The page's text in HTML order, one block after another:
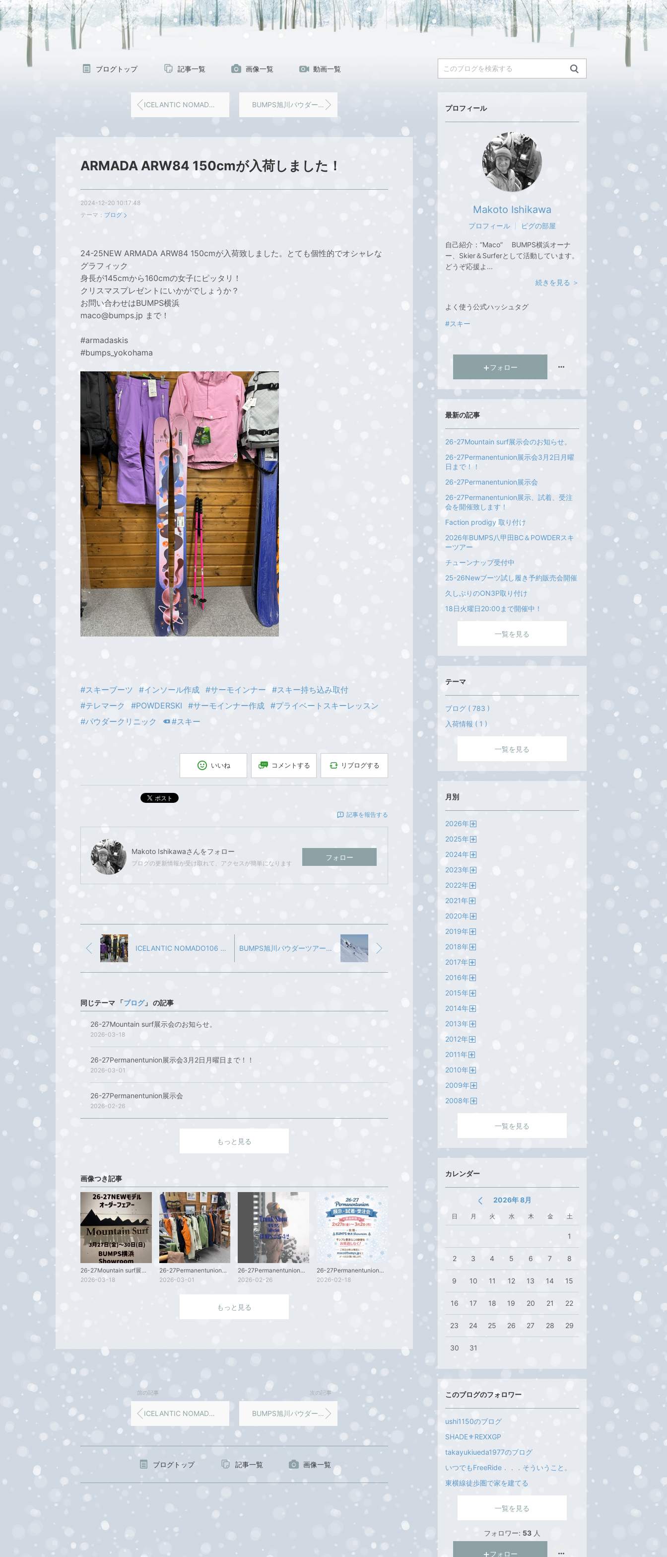
ブログトップ 記事一覧 画像一覧 動画一覧
ICELANTIC NOMADO106 お買い上げありがとうございました‼️ BUMPS旭川パウダーツアー開催
ARMADA ARW84 150cmが入荷しました！
2024-12-20 10:17:48
テーマ： ブログ
24-25NEW ARMADA ARW84 150cmが入荷致しました。とても個性的でオシャレな
グラフィック
身長が145cmから160cmの女子にピッタリ！
クリスマスプレゼントにいかがでしょうか？
お問い合わせはBUMPS横浜
maco@bumps.jp まで！
#armadaskis
#bumps_yokohama
#スキーブーツ #インソール作成 #サーモインナー
#スキー持ち込み取付
#テレマーク
#POWDERSKI #サーモインナー作成 #プライベートスキーレッスン
#パウダークリニック
#スキー
いいね コメントする リブログする
ポスト
記事を報告する
Makoto Ishikawaさんをフォロー
ブログの更新情報が受け取れて、アクセスが簡単になります
フォロー
ICELANTIC NOMADO106 お買い上げありがとうございました‼️ BUMPS旭川パウダーツアー開催
同じテーマ 「ブログ」 の記事
26-27Mountain surf展示会のお知らせ。
2026-03-18
26-27Permanentunion展示会3月2日月曜日まで！！
2026-03-01
26-27Permanentunion展示会
2026-02-26
もっと見る
画像つき記事
26-27Mountain surf展示会のお知らせ。
2026-03-18
26-27Permanentunion展示会3月2日月曜日まで！！
2026-03-01
26-27Permanentunion展示会
2026-02-26
26-27Permanentunion展示、試着、受注会を開催致します！
2026-02-18
もっと見る
前の記事
ICELANTIC NOMADO106 お買い上げありがとうございました‼️
次の記事
BUMPS旭川パウダーツアー開催
ブログトップ 記事一覧 画像一覧
プロフィール
Makoto Ishikawa
プロフィール ピグの部屋
自己紹介： ”Maco” BUMPS横浜オーナ
ー、Skier＆Surferとして活動しています。
どうぞ応援よ...
続きを見る ＞
よく使う公式ハッシュタグ
#スキー
フォロー
最新の記事
26-27Mountain surf展示会のお知らせ。
26-27Permanentunion展示会3月2日月曜
日まで！！
26-27Permanentunion展示会
26-27Permanentunion展示、試着、受注
会を開催致します！
Faction prodigy 取り付け
2026年BUMPS八甲田BC＆POWDERスキ
ーツアー
チューンナップ受付中
25-26Newブーツ試し履き予約販売会開催
久しぶりのON3P取り付け
18日火曜日20:00まで開催中！
一覧を見る
テーマ
ブログ ( 783 )
入荷情報 ( 1 )
一覧を見る
月別
2026年
2025年
2024年
2023年
2022年
2021年
2020年
2019年
2018年
2017年
2016年
2015年
2014年
2013年
2012年
2011年
2010年
2009年
2008年
一覧を見る
カレンダー
2026年 8月
日 月 火 水 木 金 土
1
2 3 4 5 6 7 8
9 10 11 12 13 14 15
16 17 18 19 20 21 22
23 24 25 26 27 28 29
30 31
このブログのフォロワー
ushi1150のブログ
SHADE⚜️REXXGP
takayukiueda1977のブログ
いつでもFreeRide．．．そういうこと。
東横線徒歩圏で家を建てる
一覧を見る
フォロワー: 53 人
フォロー